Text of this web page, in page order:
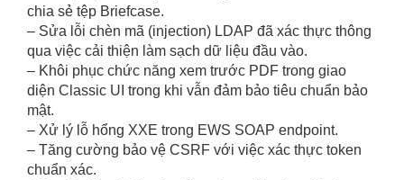
chia sẻ tệp Briefcase.
– Sửa lỗi chèn mã (injection) LDAP đã xác thực thông
qua việc cải thiện làm sạch dữ liệu đầu vào.
– Khôi phục chức năng xem trước PDF trong giao
diện Classic UI trong khi vẫn đảm bảo tiêu chuẩn bảo
mật.
– Xử lý lỗ hổng XXE trong EWS SOAP endpoint.
– Tăng cường bảo vệ CSRF với việc xác thực token
chuẩn xác.